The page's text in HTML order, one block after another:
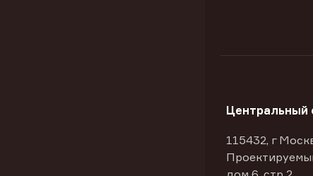
Центральный
115432, г